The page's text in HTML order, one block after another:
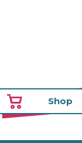
Shop